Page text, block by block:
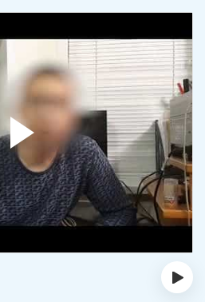
›